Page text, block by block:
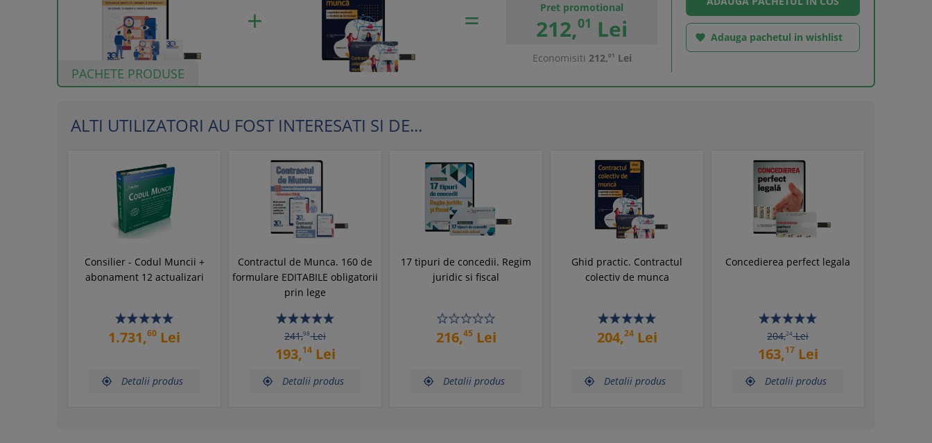
PACHETE PRODUSE
Pret promotional
212,01 Lei
Economisiti 212,01 Lei
 Adauga pachetul in wishlist
ALTI UTILIZATORI AU FOST INTERESATI SI DE...
Consilier - Codul Muncii +
abonament 12 actualizari
1.731,60 Lei
 Detalii produs
Contractul de Munca. 160 de
formulare EDITABILE obligatorii
prin lege
241,98Lei
193,14Lei
 Detalii produs
17 tipuri de concedii. Regim
juridic si fiscal
216,45Lei
 Detalii produs
Ghid practic. Contractul
colectiv de munca
204,24Lei
 Detalii produs
Concedierea perfect legala
204,24Lei
163,17Lei
 Detalii produs